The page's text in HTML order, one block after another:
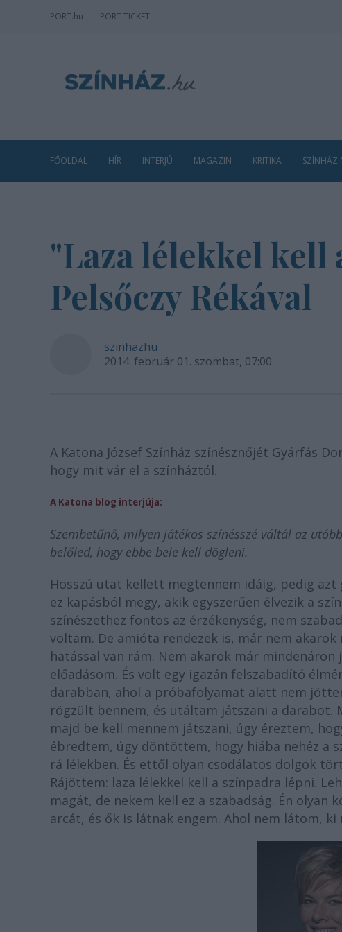
PORT.hu PORT TICKET
FŐOLDAL HÍR INTERJÚ MAGAZIN KRITIKA SZÍNHÁZ
"Laza lélekkel
Pelsőczy Rékával
szinhazhu
2014. február 01. szombat, 07:00
A Katona József Színház színésznőjét Gyárfás
hogy mit vár el a színháztól.
A Katona blog interjúja:
Szembetűnő, milyen játékos színésszé váltál az
belőled, hogy ebbe bele kell dögleni.
Hosszú utat kellett megtennem idáig, pedig azt
ez kapásból megy, akik egyszerűen élvezik a
színészethez fontos az érzékenység, nem
voltam. De amióta rendezek is, már nem
hatással van rám. Nem akarok már
előadásom. És volt egy igazán felszabadító
darabban, ahol a próbafolyamat alatt nem
rögzült bennem, és utáltam játszani a
majd be kell mennem játszani, úgy éreztem,
ébredtem, úgy döntöttem, hogy hiába nehéz a
rá lélekben. És ettől olyan csodálatos dolgok
Rájöttem: laza lélekkel kell a színpadra lépni.
magát, de nekem kell ez a szabadság. Én
arcát, és ők is látnak engem. Ahol nem látom,